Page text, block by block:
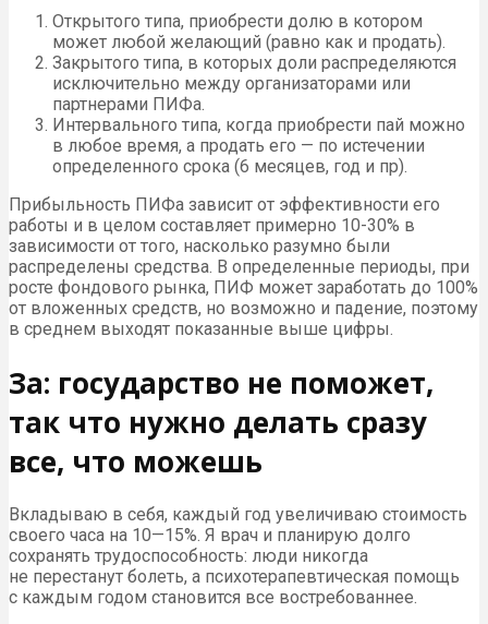
Открытого типа, приобрести долю в котором
может любой желающий (равно как и продать).
Закрытого типа, в которых доли распределяются
исключительно между организаторами или
партнерами ПИФа.
Интервального типа, когда приобрести пай можно
в любое время, а продать его — по истечении
определенного срока (6 месяцев, год и пр).
Прибыльность ПИФа зависит от эффективности его
работы и в целом составляет примерно 10-30% в
зависимости от того, насколько разумно были
распределены средства. В определенные периоды, при
росте фондового рынка, ПИФ может заработать до 100%
от вложенных средств, но возможно и падение, поэтому
в среднем выходят показанные выше цифры.
За: государство не поможет,
так что нужно делать сразу
все, что можешь
Вкладываю в себя, каждый год увеличиваю стоимость
своего часа на 10—15%. Я врач и планирую долго
сохранять трудоспособность: люди никогда
не перестанут болеть, а психотерапевтическая помощь
с каждым годом становится все востребованнее.